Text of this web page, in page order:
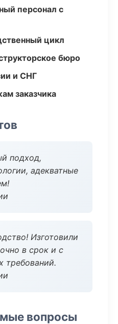
персонал с
цикл
бюро
и СНГ
заказчика
подход,
адекватные
Изготовили
в срок и с
требований.
вопросы